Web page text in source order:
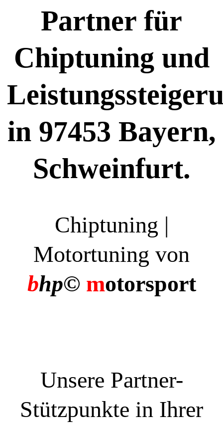
Partner für
Chiptuning und
in 97453 Bayern,
Schweinfurt.
Chiptuning |
Motortuning von
bhp© motorsport
Unsere Partner-
Stützpunkte in Ihrer